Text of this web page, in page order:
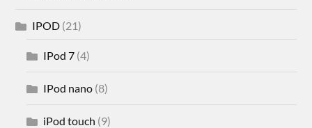
IPOD (21)
IPod 7 (4)
IPod nano (8)
iPod touch (9)